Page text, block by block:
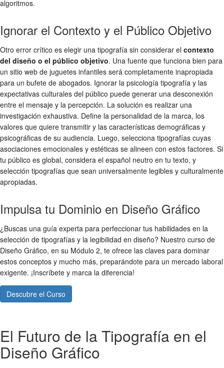
algoritmos.
Ignorar el Contexto y el Público Objetivo
Otro error crítico es elegir una tipografía sin considerar el contexto
del diseño o el público objetivo. Una fuente que funciona bien para
un sitio web de juguetes infantiles será completamente inapropiada
para un bufete de abogados. Ignorar la psicología tipografía y las
expectativas culturales del público puede generar una desconexión
entre el mensaje y la percepción. La solución es realizar una
investigación exhaustiva. Define la personalidad de la marca, los
valores que quiere transmitir y las características demográficas y
psicográficas de su audiencia. Luego, selecciona tipografías cuyas
asociaciones emocionales y estéticas se alineen con estos factores. Si
tu público es global, considera el español neutro en tu texto, y
selección tipografías que sean universalmente legibles y culturalmente
apropiadas.
Impulsa tu Dominio en Diseño Gráfico
¿Buscas una guía experta para perfeccionar tus habilidades en la
selección de tipografías y la legibilidad en diseño? Nuestro curso de
Diseño Gráfico, en su Módulo 2, te ofrece las claves para dominar
estos conceptos y mucho más, preparándote para un mercado laboral
exigente. ¡Inscríbete y marca la diferencia!
Descubre el Curso
El Futuro de la Tipografía en el
Diseño Gráfico